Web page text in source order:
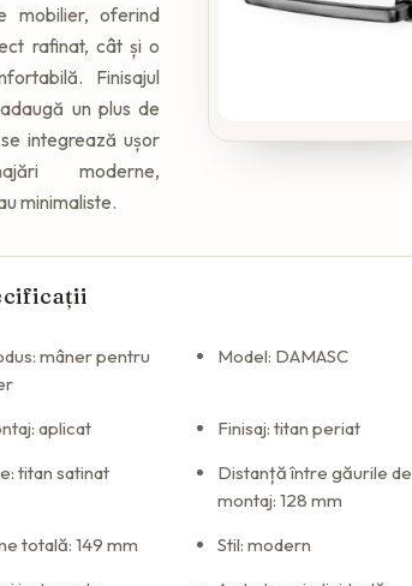
mobilier, oferind
rafinat, cât și o
Finisajul
un plus de
integrează ușor
moderne,
minimaliste.
mâner pentru
Model: DAMASC
aplicat
Finisaj: titan periat
titan satinat
Distanță între găurile de
montaj: 128 mm
totală: 149 mm
Stil: modern